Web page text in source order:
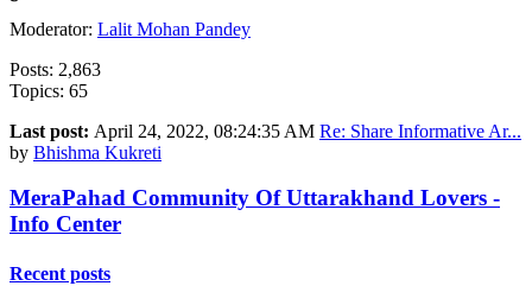
Moderator: Lalit Mohan Pandey
Posts: 2,863
Topics: 65
Last post: April 24, 2022, 08:24:35 AM Re: Share Informative Ar...
by Bhishma Kukreti
MeraPahad Community Of Uttarakhand Lovers -
Info Center
Recent posts